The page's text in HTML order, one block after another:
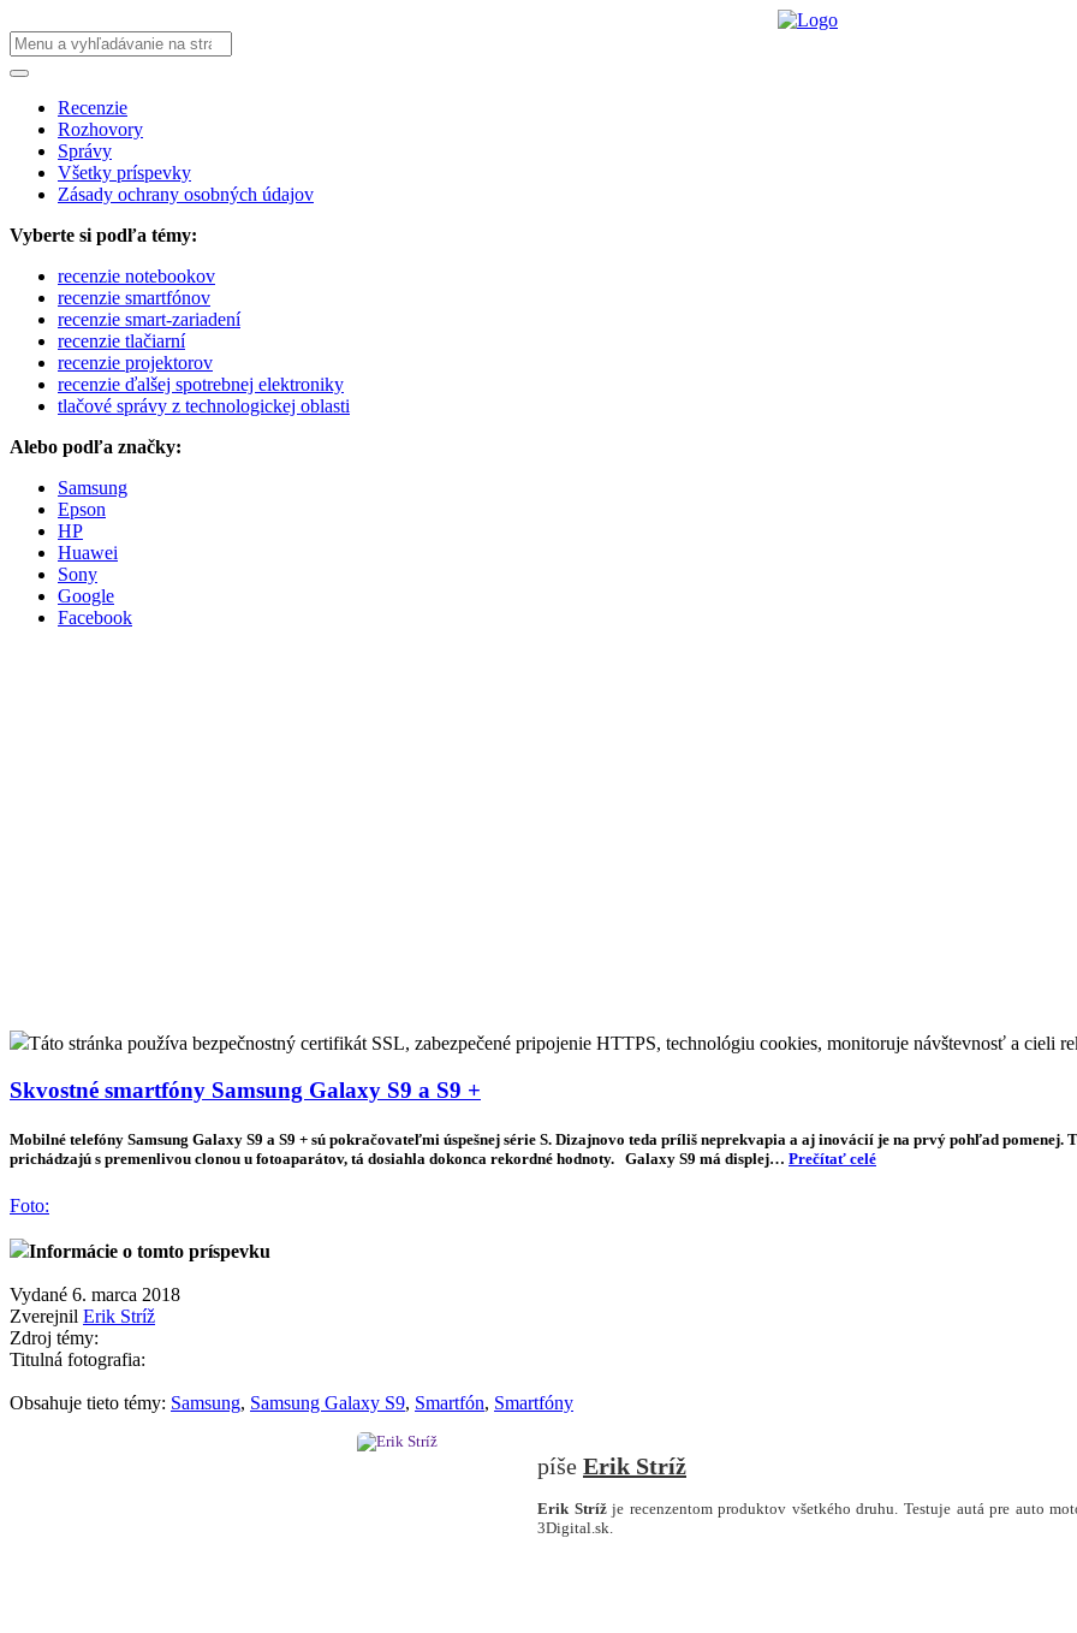
Recenzie
Rozhovory
Správy
Všetky príspevky
Zásady ochrany osobných údajov
Vyberte si podľa témy:
recenzie notebookov
recenzie smartfónov
recenzie smart-zariadení
recenzie tlačiarní
recenzie projektorov
recenzie ďalšej spotrebnej elektroniky
tlačové správy z technologickej oblasti
Alebo podľa značky:
Samsung
Epson
HP
Huawei
Sony
Google
Facebook
Táto stránka používa bezpečnostný certifikát SSL, zabezpečené pripojenie HTTPS, technológiu cookies, monitoruje návštevnosť a cieli
Skvostné smartfóny Samsung Galaxy S9 a S9 +
Mobilné telefóny Samsung Galaxy S9 a S9 + sú pokračovateľmi úspešnej série S. Dizajnovo teda príliš neprekvapia a aj inovácií je na prvý pohľad pomenej.
prichádzajú s premenlivou clonou u fotoaparátov, tá dosiahla dokonca rekordné hodnoty. Galaxy S9 má displej… Prečítať celé
Foto:
Informácie o tomto príspevku
Vydané 6. marca 2018
Zverejnil Erik Stríž
Zdroj témy:
Titulná fotografia:
Obsahuje tieto témy: Samsung, Samsung Galaxy S9, Smartfón, Smartfóny
Erik Stríž
Erik Strížje recenzentom produktov všetkého druhu. Testuje autá pre auto
3Digital.sk.